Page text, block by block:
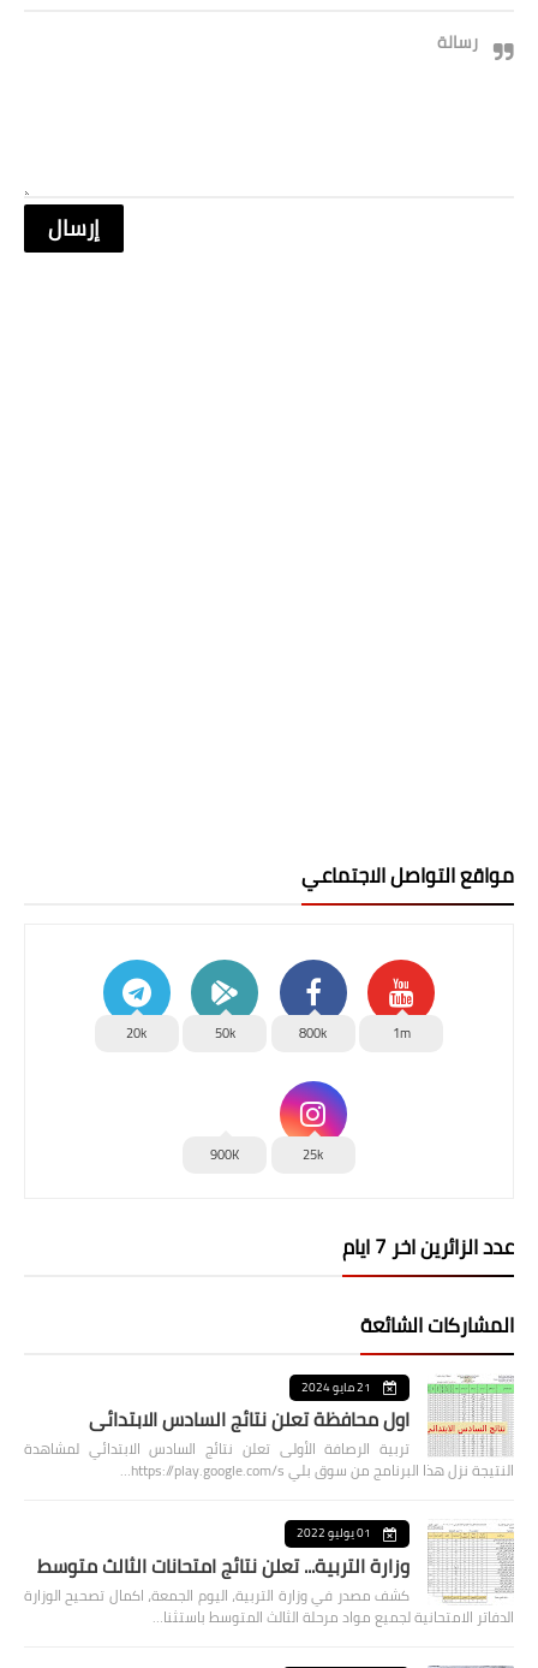
رسالة
مواقع التواصل الاجتماعي
1m
800k
50k
20k
25k
900K
عدد الزائرين اخر 7 ايام
المشاركات الشائعة
21 مايو 2024
اول محافظة تعلن نتائج السادس الابتدائي
تربية الرصافة الأولى تعلن نتائج السادس الابتدائي لمشاهدة
النتيجة نزل هذا البرنامج من سوق بلي https://play.google.com/s…
01 يوليو 2022
وزارة التربية... تعلن نتائج امتحانات الثالث متوسط
كشف مصدر في وزارة التربية، اليوم الجمعة، اكمال تصحيح الوزارة
الدفاتر الامتحانية لجميع مواد مرحلة الثالث المتوسط باستثنا…